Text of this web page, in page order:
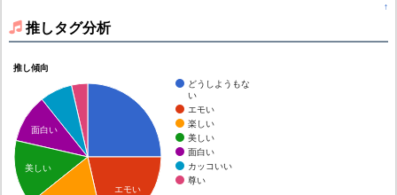
↑
推しタグ分析
推し傾向
どうしようもな
い
エモい
楽しい
美しい
面白い
カッコいい
尊い
エモい
面白い
美しい